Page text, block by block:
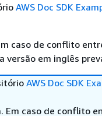
AWS Doc SDK
caso de conflito
versão em inglês
AWS Doc SDK
Em caso de conflito